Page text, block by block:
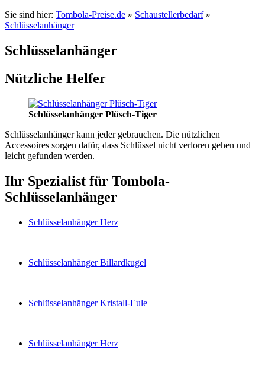
Sie sind hier: Tombola-Preise.de » Schaustellerbedarf»
Schlüsselanhänger
Schlüsselanhänger
Nützliche Helfer
Schlüsselanhänger Plüsch-Tiger
Schlüsselanhänger kann jeder gebrauchen. Die nützlichen
Accessoires sorgen dafür, dass Schlüssel nicht verloren gehen und
leicht gefunden werden.
Ihr Spezialist für Tombola-
Schlüsselanhänger
Schlüsselanhänger Herz
Schlüsselanhänger Billardkugel
Schlüsselanhänger Kristall-Eule
Schlüsselanhänger Herz